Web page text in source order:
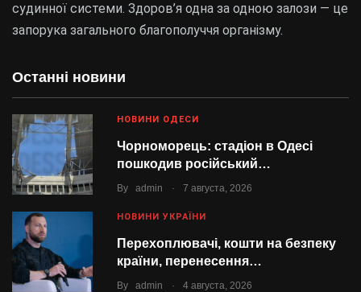
Останні новини
НОВИНИ ОДЕСИ
Чорноморець: стадіон в Одесі
пошкодив російський…
By admin . 7 августа, 2026
НОВИНИ УКРАЇНИ
Перехоплювачі, кошти на безпеку
країни, перенесення…
By admin . 4 августа, 2026
судинної системи. Здоров’я одна за одною залози — це
запорука загального благополуччя організму.